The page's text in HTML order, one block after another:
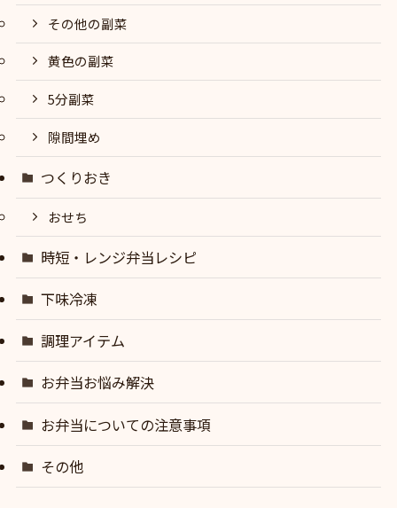
その他の副菜
黄色の副菜
5分副菜
隙間埋め
つくりおき
おせち
時短・レンジ弁当レシピ
下味冷凍
調理アイテム
お弁当お悩み解決
お弁当についての注意事項
その他